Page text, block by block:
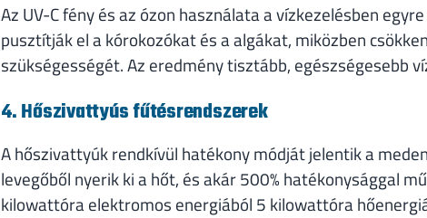
Az UV-C fény és az ózon használata a vízkezelésben
pusztítják el a kórokozókat és a algákat, miközben
szükségességét. Az eredmény tisztább, egészségesebb
4. Hőszivattyús fűtésrendszerek
A hőszivattyúk rendkívül hatékony módját jelentik a
levegőből nyerik ki a hőt, és akár 500% hatékonysággal
kilowattóra elektromos energiából 5 kilowattóra